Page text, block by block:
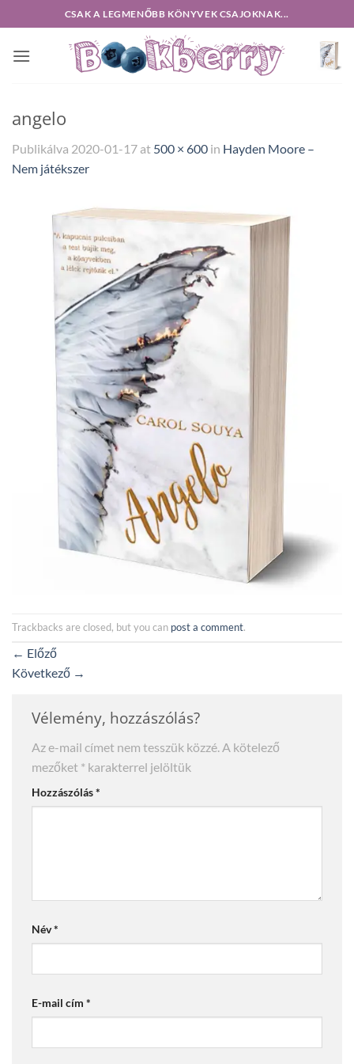
to
content
CSAK A LEGMENŐBB KÖNYVEK CSAJOKNAK...
angelo
Publikálva 2020-01-17 at 500 × 600 in Hayden Moore –
Nem ​játékszer
Trackbacks are closed, but you can post a comment.
← Előző
Következő →
Vélemény, hozzászólás?
Az e-mail címet nem tesszük közzé. A kötelező
mezőket * karakterrel jelöltük
Hozzászólás*
Név*
E-mail cím *